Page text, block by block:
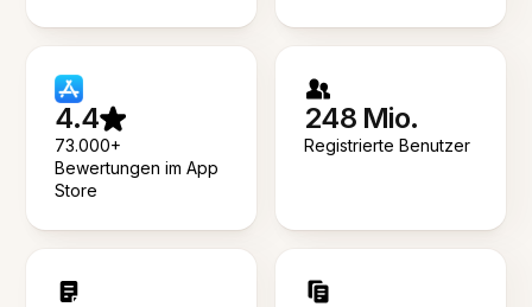
4.4
73.000+
Bewertungen im App
Store
248 Mio.
Registrierte Benutzer